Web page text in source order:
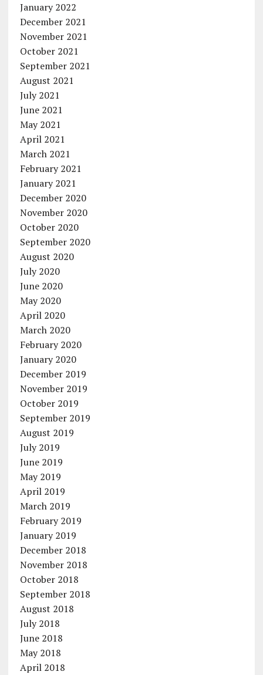
January 2022
December 2021
November 2021
October 2021
September 2021
August 2021
July 2021
June 2021
May 2021
April 2021
March 2021
February 2021
January 2021
December 2020
November 2020
October 2020
September 2020
August 2020
July 2020
June 2020
May 2020
April 2020
March 2020
February 2020
January 2020
December 2019
November 2019
October 2019
September 2019
August 2019
July 2019
June 2019
May 2019
April 2019
March 2019
February 2019
January 2019
December 2018
November 2018
October 2018
September 2018
August 2018
July 2018
June 2018
May 2018
April 2018